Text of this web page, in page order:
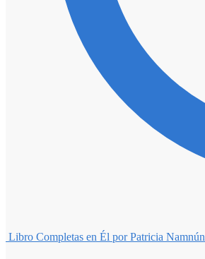
Libro Completas en Él por Patricia Namnún